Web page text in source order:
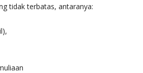
tidak terbatas, antaranya: